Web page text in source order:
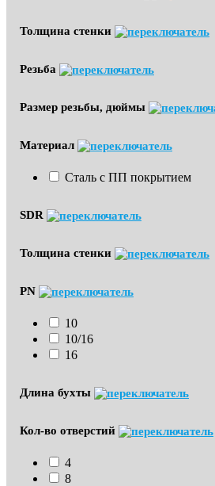
Толщина стенки
Резьба
Размер резьбы, дюймы
Материал
Сталь с ПП покрытием
SDR
Толщина стенки
PN
10
10/16
16
Длина бухты
Кол-во отверстий
4
8